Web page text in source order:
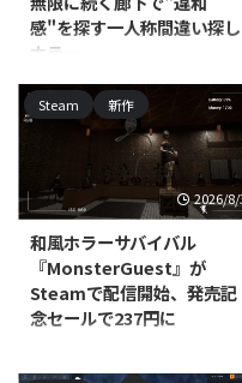
感"を探す一人称間違い探し
ホラー
North Point Gamesが開発・パブ
リッシングを手がける
PC（Windows/Mac、Steam）向
けカジュアル・シミュレーション
『Office Aberrations』の体験版
が配信開始されました。本編の
売時期は近日登場として案内さ
ており、正式な発売日はまだ発表
されていません。 本作は、無限
にループするオフィスの廊下を舞
台にした、一人称視点の間違い探
を細部まで観察し、通常の光景
Steam 新作
2026/8/
和風ホラーサバイバル
『MonsterGuest』が
Steamで配信開始、発売記
念セールで237円に
PC（Steam）向けインディー・